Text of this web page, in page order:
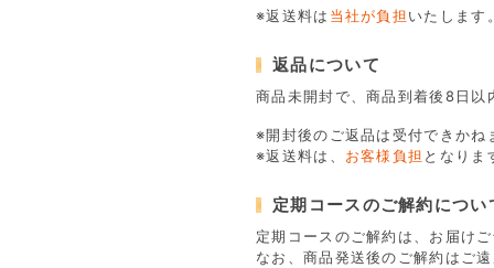
※返送料は 当社が負担いたします
返品について
商品未開封で、商品到着後8日
※開封後のご返品は受付できかね
※返送料は、 お客様負担 となりま
定期コースのご解約につい
定期コースのご解約は、お届け
なお、商品発送後のご解約はご